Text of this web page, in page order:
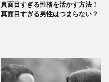
真面目すぎる性格を活かす方法！
真面目すぎる男性はつまらない？